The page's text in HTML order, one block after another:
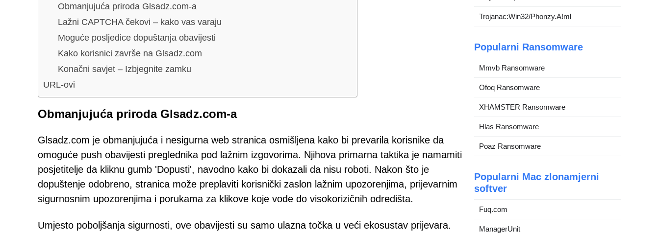
Obmanjujuća priroda Glsadz.com-a
Lažni CAPTCHA čekovi – kako vas varaju
Moguće posljedice dopuštanja obavijesti
Kako korisnici završe na Glsadz.com
Konačni savjet – Izbjegnite zamku
URL-ovi
Obmanjujuća priroda Glsadz.com-a
Glsadz.com je obmanjujuća i nesigurna web stranica osmišljena kako bi prevarila korisnike da
omoguće push obavijesti preglednika pod lažnim izgovorima. Njihova primarna taktika je namamiti
posjetitelje da kliknu gumb 'Dopusti', navodno kako bi dokazali da nisu roboti. Nakon što je
dopuštenje odobreno, stranica može preplaviti korisnički zaslon lažnim upozorenjima, prijevarnim
sigurnosnim upozorenjima i porukama za klikove koje vode do visokorizičnih odredišta.
Umjesto poboljšanja sigurnosti, ove obavijesti su samo ulazna točka u veći ekosustav prijevara.
Trojanac:Win32/Phonzy.A!ml
Popularni Ransomware
Mmvb Ransomware
Ofoq Ransomware
XHAMSTER Ransomware
Hlas Ransomware
Poaz Ransomware
Popularni Mac zlonamjerni
softver
Fuq.com
ManagerUnit